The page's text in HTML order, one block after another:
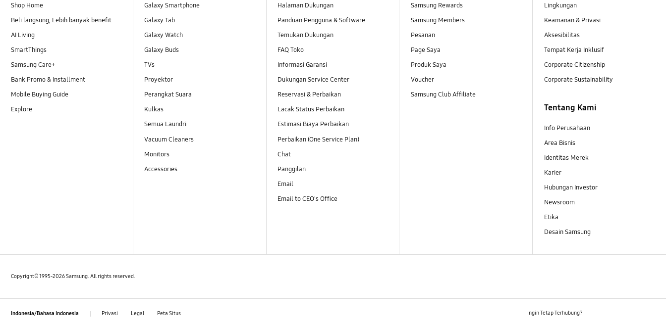
Shop Home
Beli langsung, Lebih banyak benefit
AI Living
SmartThings
Samsung Care+
Bank Promo & Installment
Mobile Buying Guide
Explore
Galaxy Smartphone
Galaxy Tab
Galaxy Watch
Galaxy Buds
TVs
Proyektor
Perangkat Suara
Kulkas
Semua Laundri
Vacuum Cleaners
Monitors
Accessories
Halaman Dukungan
Panduan Pengguna & Software
Temukan Dukungan
FAQ Toko
Informasi Garansi
Dukungan Service Center
Reservasi & Perbaikan
Lacak Status Perbaikan
Estimasi Biaya Perbaikan
Perbaikan (One Service Plan)
Chat
Panggilan
Email
Email to CEO's Office
Samsung Rewards
Samsung Members
Pesanan
Page Saya
Produk Saya
Voucher
Samsung Club Affiliate
Lingkungan
Keamanan & Privasi
Aksesibilitas
Tempat Kerja Inklusif
Corporate Citizenship
Corporate Sustainability
Tentang Kami
Info Perusahaan
Area Bisnis
Identitas Merek
Karier
Hubungan Investor
Newsroom
Etika
Desain Samsung
Copyright© 1995-2026 Samsung. All rights reserved.
Indonesia/Bahasa Indonesia Privasi Legal Peta Situs Ingin Tetap Terhubung?